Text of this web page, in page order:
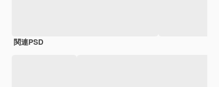
関連PSD